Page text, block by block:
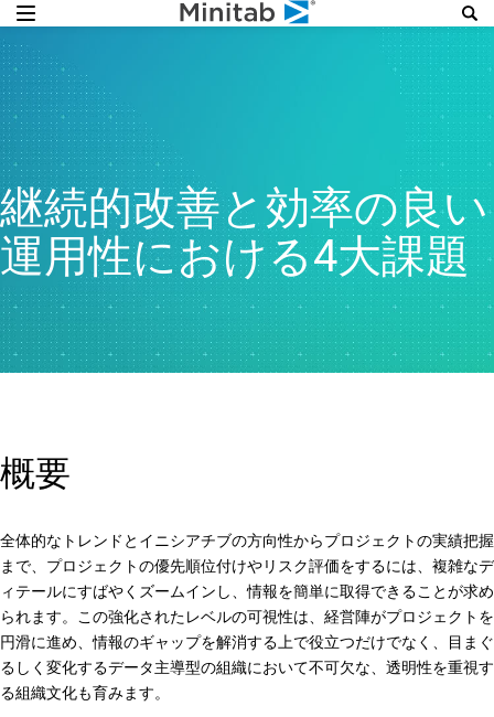
継続的改善と効率の良い
運用性における4大課題
概要
全体的なトレンドとイニシアチブの方向性からプロジェクトの実績把握
まで、プロジェクトの優先順位付けやリスク評価をするには、複雑なデ
ィテールにすばやくズームインし、情報を簡単に取得できることが求め
られます。この強化されたレベルの可視性は、経営陣がプロジェクトを
円滑に進め、情報のギャップを解消する上で役立つだけでなく、目まぐ
るしく変化するデータ主導型の組織において不可欠な、透明性を重視す
る組織文化も育みます。